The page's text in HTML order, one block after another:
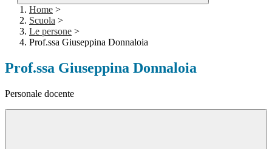
Home >
Scuola >
Le persone >
Prof.ssa Giuseppina Donnaloia
Prof.ssa Giuseppina Donnaloia
Personale docente